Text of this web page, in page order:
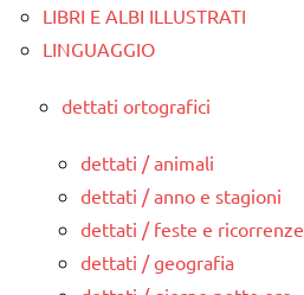
LIBRI E ALBI ILLUSTRATI
LINGUAGGIO
dettati ortografici
dettati / animali
dettati / anno e stagioni
dettati / feste e ricorrenze
dettati / geografia